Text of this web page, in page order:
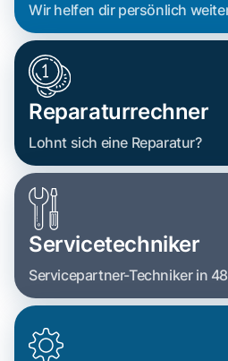
Wir helfen dir persönlich
Reparaturrechner
Lohnt sich eine Reparatur?
Servicetechniker
Servicepartner-Techniker in